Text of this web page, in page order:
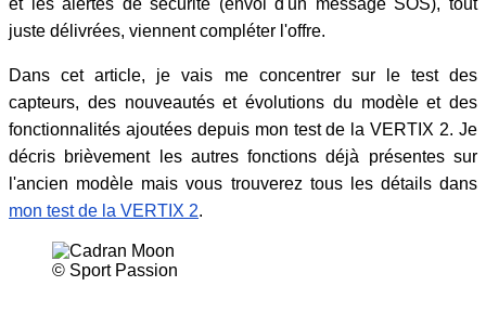
juste délivrées, viennent compléter l'offre.
Dans cet article, je vais me concentrer sur le test des
capteurs, des nouveautés et évolutions du modèle et des
fonctionnalités ajoutées depuis mon test de la VERTIX 2. Je
décris brièvement les autres fonctions déjà présentes sur
l'ancien modèle mais vous trouverez tous les détails dans
mon test de la VERTIX 2.
© Sport Passion